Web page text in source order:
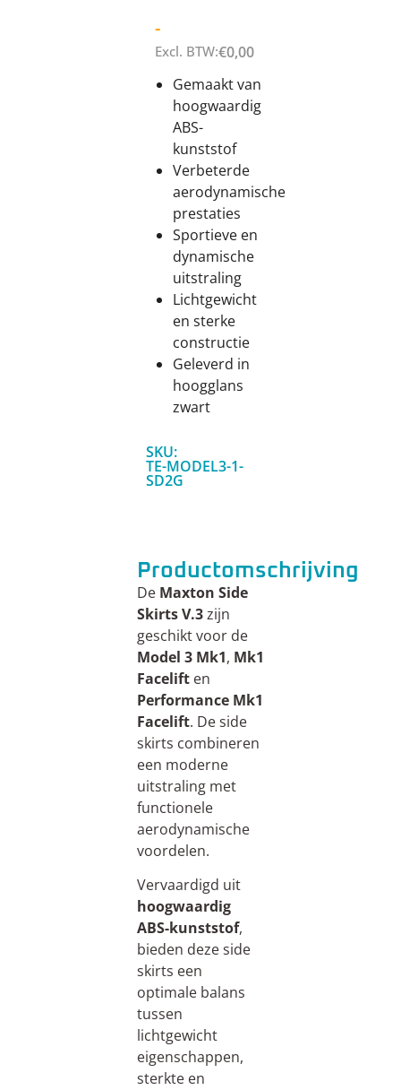
-
Excl. BTW:€0,00
Gemaakt van
hoogwaardig
ABS-
kunststof
Verbeterde
aerodynamische
prestaties
Sportieve en
dynamische
uitstraling
Lichtgewicht
en sterke
constructie
Geleverd in
hoogglans
zwart
SKU:
TE-MODEL3-1-
SD2G
Productomschrijving
De Maxton Side
Skirts V.3zijn
geschikt voor de
Model 3 Mk1, Mk1
Faceliften
Performance Mk1
Facelift. De side
skirts combineren
een moderne
uitstraling met
functionele
aerodynamische
voordelen.
Vervaardigd uit
hoogwaardig
ABS-kunststof,
bieden deze side
skirts een
optimale balans
tussen
lichtgewicht
eigenschappen,
sterkte en